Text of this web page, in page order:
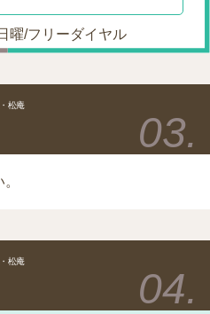
曜/フリーダイヤル
松庵
松庵